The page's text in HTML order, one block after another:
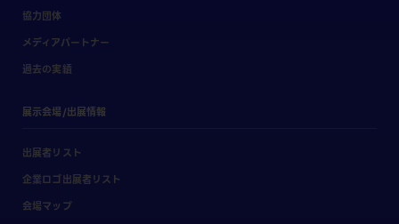
協力団体
メディアパートナー
過去の実績
展示会場/出展情報
出展者リスト
企業ロゴ出展者リスト
会場マップ